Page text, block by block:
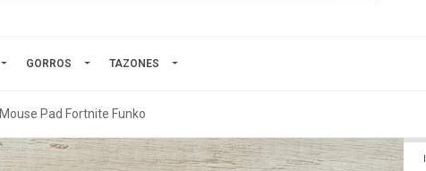
GORROS TAZONES
Mouse Pad Fortnite Funko